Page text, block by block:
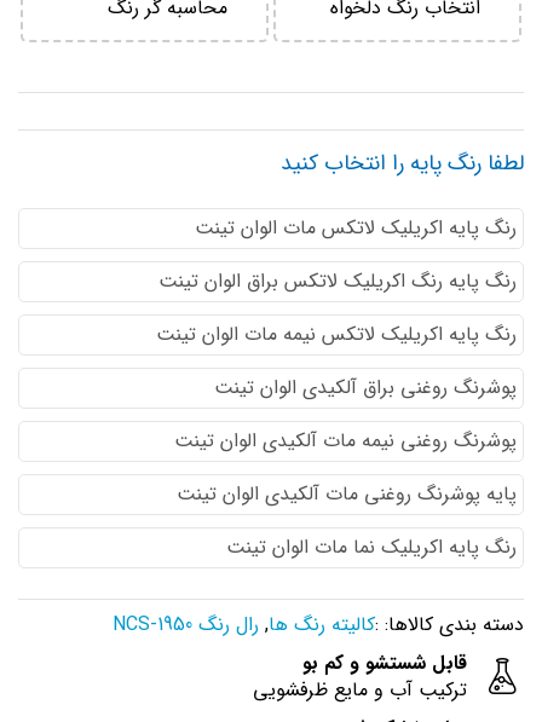
انتخاب رنگ دلخواه محاسبه گر رنگ
لطفا رنگ پایه را انتخاب کنید
رنگ پایه اكريليك لاتكس مات الوان تینت
رنگ پایه رنگ اكريليك لاتكس براق الوان تینت
رنگ پایه اكريليك لاتكس نيمه مات الوان تینت
پوشرنگ روغنی براق آلکیدی الوان تینت
پوشرنگ روغنی نیمه مات آلکیدی الوان تینت
پایه پوشرنگ روغنی مات آلکیدی الوان تینت
رنگ پایه اکریلیک نما مات الوان تینت
دسته بندی کالاها: :کالیته رنگ ها, رال رنگ NCS-1950
قابل شستشو و کم بو
ترکیب آب و مایع ظرفشویی